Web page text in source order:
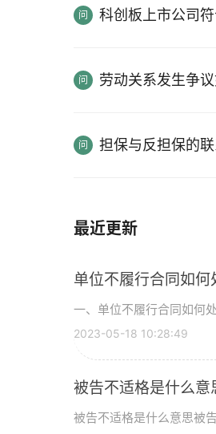
科创板上市公司
劳动关系发生争
担保与反担保的
最近更新
单位不履行合同如何
一、单位不履行合同如何
2023-05-18 10:28:49
被告不适格是什么意
被告不适格是什么意思被